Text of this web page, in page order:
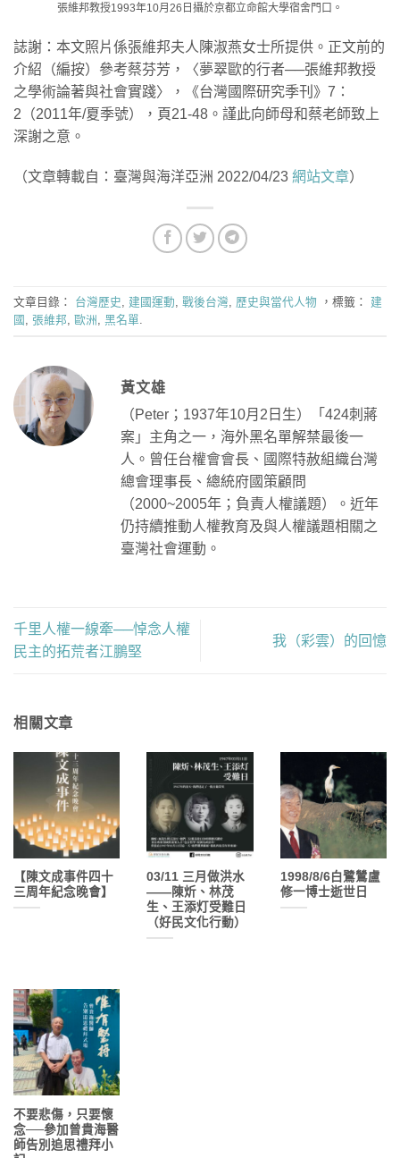
張維邦教授1993年10月26日攝於京都立命館大學宿舍門口。
誌謝：本文照片係張維邦夫人陳淑燕女士所提供。正文前的
介紹（編按）參考蔡芬芳，〈夢翠歐的行者──張維邦教授
之學術論著與社會實踐〉，《台灣國際研究季刊》7：
2（2011年/夏季號），頁21-48。謹此向師母和蔡老師致上
深謝之意。
（文章轉載自：臺灣與海洋亞洲 2022/04/23 網站文章）
文章目錄： 台灣歷史 建國運動 戰後台灣 歷史與當代人物 ，標籤： 建
國 張維邦 歐洲 黑名單
黃文雄
（Peter ； 1937年10月 2 日生） 「 424刺蔣
案」主角之一，海外黑名單解禁最後一
人。曾任台權會會長、國際特赦組織台灣
總會理事長、總統府國策顧問
（2000~2005年；負責人權議題）。近年
仍持續推動人權教育及與人權議題相關之
臺灣社會運動。
千里人權一線牽──悼念人權
民主的拓荒者江鵬堅
我（彩雲）的回憶
相關文章
【陳文成事件四十
三周年紀念晚會】
03/11 三月做洪水
——陳炘、林茂
生、王添灯受難日
（好民文化行動）
1998/8/6白鷺鷥盧
修一博士逝世日
不要悲傷，只要懷
念──參加曾貴海醫
師告別追思禮拜小